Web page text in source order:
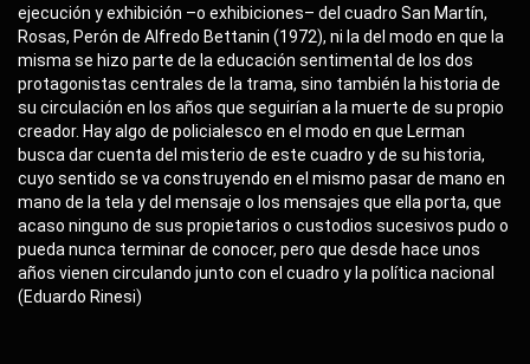
ejecución y exhibición –o exhibiciones– del cuadro San Martín,
Rosas, Perón de Alfredo Bettanin (1972), ni la del modo en que la
misma se hizo parte de la educación sentimental de los dos
protagonistas centrales de la trama, sino también la historia de
su circulación en los años que seguirían a la muerte de su propio
creador. Hay algo de policialesco en el modo en que Lerman
busca dar cuenta del misterio de este cuadro y de su historia,
cuyo sentido se va construyendo en el mismo pasar de mano en
mano de la tela y del mensaje o los mensajes que ella porta, que
acaso ninguno de sus propietarios o custodios sucesivos pudo o
pueda nunca terminar de conocer, pero que desde hace unos
años vienen circulando junto con el cuadro y la política nacional
(Eduardo Rinesi)